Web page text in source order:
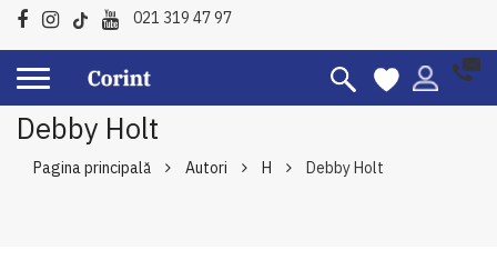
021 319 47 97
Debby Holt
Pagina principală Autori H Debby Holt